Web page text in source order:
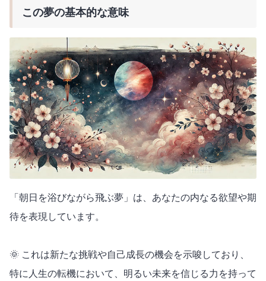
この夢の基本的な意味
「朝日を浴びながら飛ぶ夢」は、あなたの内なる欲望や期
待を表現しています。
🌞 これは新たな挑戦や自己成長の機会を示唆しており、
特に人生の転機において、明るい未来を信じる力を持って